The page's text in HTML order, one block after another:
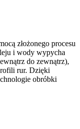
złożonego procesu
i wody wypycha
do zewnątrz),
rur. Dzięki
obróbki